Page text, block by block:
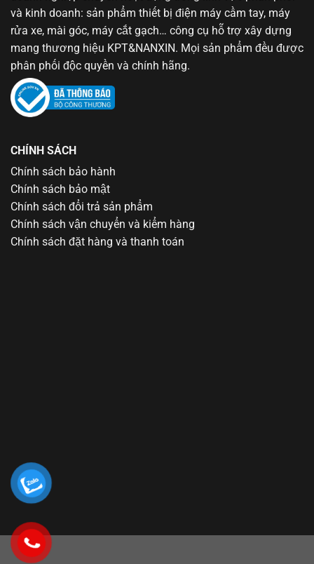
và kinh doanh: sản phẩm thiết bị điện máy cầm tay, máy
rửa xe, mài góc, máy cắt gạch… công cụ hỗ trợ xây dựng
mang thương hiệu KPT&NANXIN. Mọi sản phẩm đều được
phân phối độc quyền và chính hãng.
CHÍNH SÁCH
Chính sách bảo hành
Chính sách bảo mật
Chính sách đổi trả sản phẩm
Chính sách vận chuyển và kiểm hàng
Chính sách đặt hàng và thanh toán